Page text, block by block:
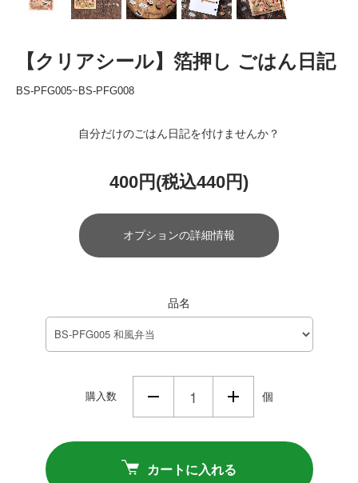
【クリアシール】箔押し ごはん日記
BS-PFG005~BS-PFG008
自分だけのごはん日記を付けませんか？
400円(税込440円)
オプションの詳細情報
品名
購入数 個
カートに入れる